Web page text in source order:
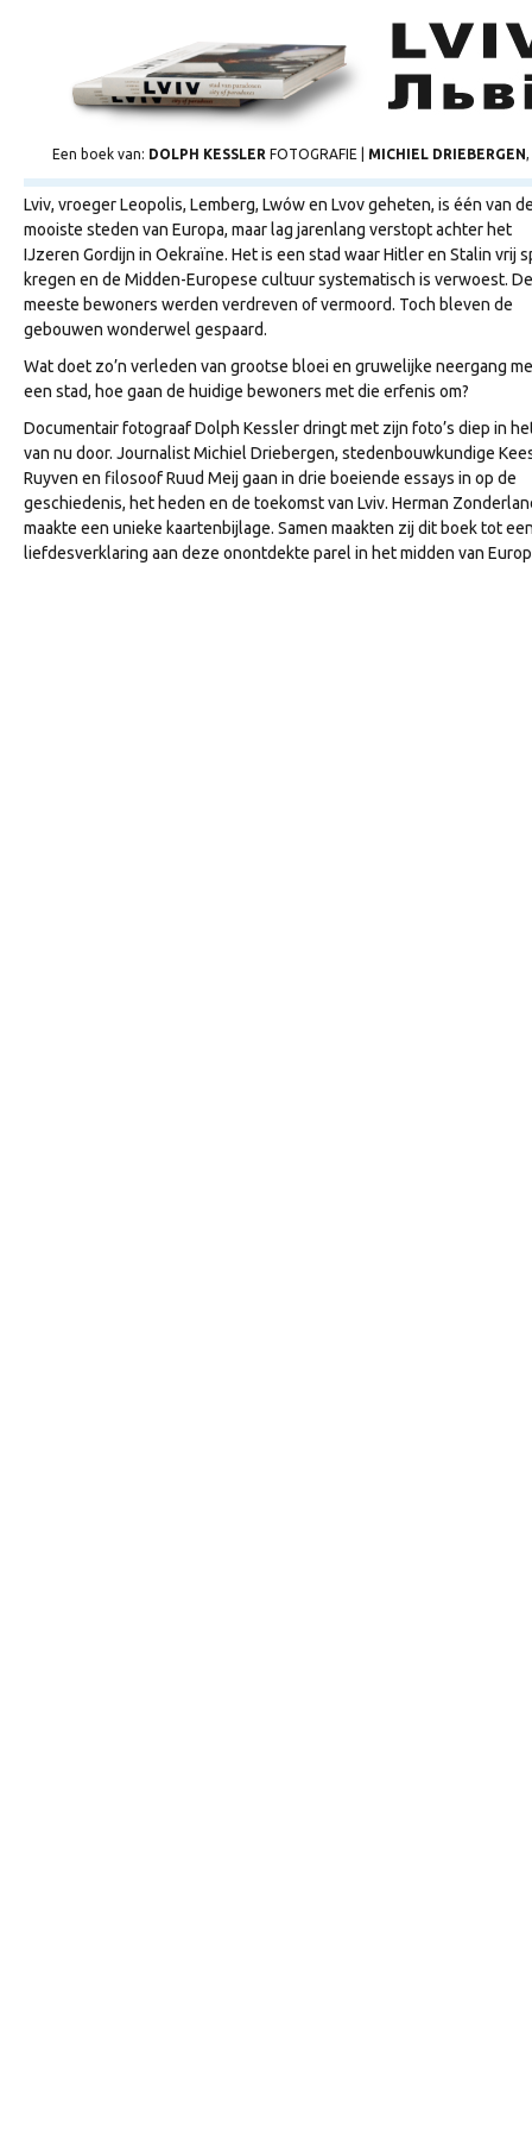
Een boek van: DOLPH KESSLER FOTOGRAFIE | MICHIEL DRIEBERGEN,
Lviv, vroeger Leopolis, Lemberg, Lwów en Lvov geheten, is één van
mooiste steden van Europa, maar lag jarenlang verstopt achter het
IJzeren Gordijn in Oekraïne. Het is een stad waar Hitler en Stalin vrij
kregen en de Midden-Europese cultuur systematisch is verwoest. De
meeste bewoners werden verdreven of vermoord. Toch bleven de
gebouwen wonderwel gespaard.
Wat doet zo’n verleden van grootse bloei en gruwelijke neergang
een stad, hoe gaan de huidige bewoners met die erfenis om?
Documentair fotograaf Dolph Kessler dringt met zijn foto’s diep in
van nu door. Journalist Michiel Driebergen, stedenbouwkundige
Ruyven en filosoof Ruud Meij gaan in drie boeiende essays in op de
geschiedenis, het heden en de toekomst van Lviv. Herman
maakte een unieke kaartenbijlage. Samen maakten zij dit boek tot
liefdesverklaring aan deze onontdekte parel in het midden van